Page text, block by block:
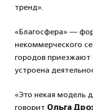
тренд».
«Благосфера» —
некоммерческого
городов приезжают
устроена
«Это некая модель
говорит Ольга